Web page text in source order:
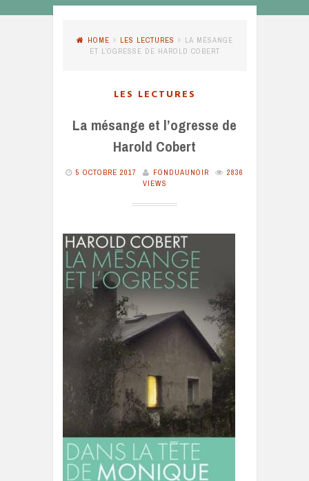
HOME LES LECTURES
LA MÉSANGE
ET L’OGRESSE DE HAROLD COBERT
LES LECTURES
La mésange et l’ogresse de
Harold Cobert
5 OCTOBRE 2017 FONDUAUNOIR
2836
VIEWS